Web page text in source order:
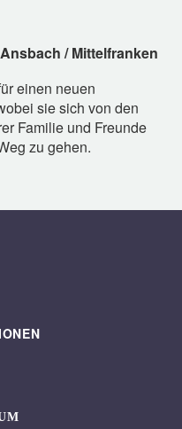
/ Mittelfranken
einen neuen
sie sich von den
Familie und Freunde
zu gehen.